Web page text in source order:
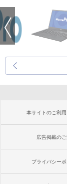
本サイトのご利
広告掲載の
プライバシー